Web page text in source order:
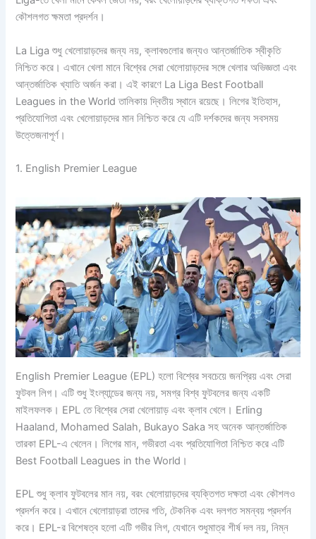
কৌশলগত ক্ষমতা প্রদর্শন।
La Liga শুধু খেলোয়াড়দের জন্য নয়, ক্লাবগুলোর জন্যও আন্তর্জাতিক স্বীকৃতি
নিশ্চিত করে। এখানে খেলা মানে বিশ্বের সেরা খেলোয়াড়দের সঙ্গে খেলার অভিজ্ঞতা এবং
আন্তর্জাতিক খ্যাতি অর্জন করা। এই কারণে La Liga Best Football
Leagues in the World তালিকায় দ্বিতীয় স্থানে রয়েছে। লিগের ইতিহাস,
প্রতিযোগিতা এবং খেলোয়াড়দের মান নিশ্চিত করে যে এটি দর্শকদের জন্য সবসময়
উত্তেজনাপূর্ণ।
1. English Premier League
English Premier League (EPL) হলো বিশ্বের সবচেয়ে জনপ্রিয় এবং সেরা
ফুটবল লিগ। এটি শুধু ইংল্যান্ডের জন্য নয়, সমগ্র বিশ্ব ফুটবলের জন্য একটি
মাইলফলক। EPL তে বিশ্বের সেরা খেলোয়াড় এবং ক্লাব খেলে। Erling
Haaland, Mohamed Salah, Bukayo Saka সহ অনেক আন্তর্জাতিক
তারকা EPL-এ খেলেন। লিগের মান, গভীরতা এবং প্রতিযোগিতা নিশ্চিত করে এটি
Best Football Leagues in the World।
EPL শুধু ক্লাব ফুটবলের মান নয়, বরং খেলোয়াড়দের ব্যক্তিগত দক্ষতা এবং কৌশলও
প্রদর্শন করে। এখানে খেলোয়াড়রা তাদের গতি, টেকনিক এবং দলগত সমন্বয় প্রদর্শন
করে। EPL-র বিশেষত্ব হলো এটি গভীর লিগ, যেখানে শুধুমাত্র শীর্ষ দল নয়, নিম্ন